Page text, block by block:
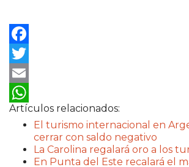
Facebook
Twitter
Email
WhatsApp
Artículos relacionados:
El turismo internacional en
cerrar con saldo negativo
La Carolina regalará oro a los
En Punta del Este recalará el